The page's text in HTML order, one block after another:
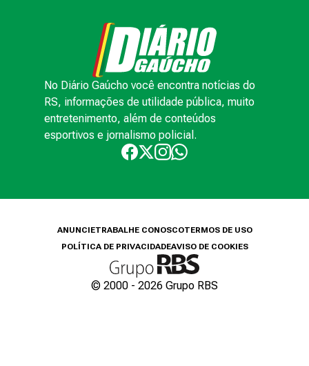
No Diário Gaúcho você encontra notícias do
RS, informações de utilidade pública, muito
entretenimento, além de conteúdos
esportivos e jornalismo policial.
ANUNCIETRABALHE CONOSCOTERMOS DE USO
POLÍTICA DE PRIVACIDADEAVISO DE COOKIES
© 2000 - 2026 Grupo RBS